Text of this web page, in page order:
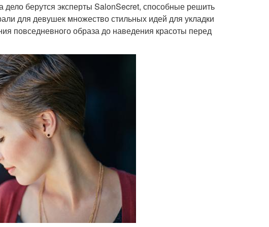
берутся эксперты SalonSecret, способные решить
для девушек множество стильных идей для укладки
повседневного образа до наведения красоты перед